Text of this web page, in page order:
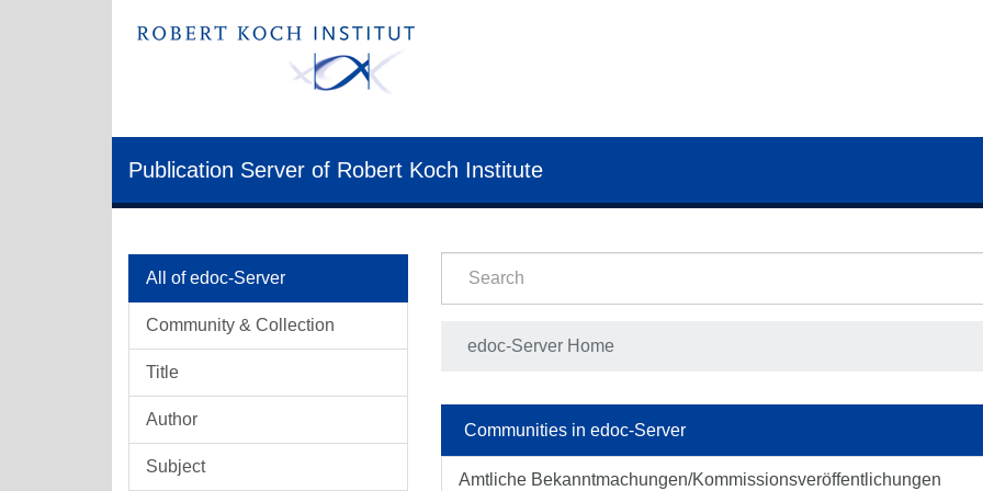
Publication Server of Robert Koch Institute
All of edoc-Server
Community & Collection
Title
Author
Subject
edoc-Server Home
Communities in edoc-Server
Amtliche Bekanntmachungen/Kommissionsveröffentlichungen